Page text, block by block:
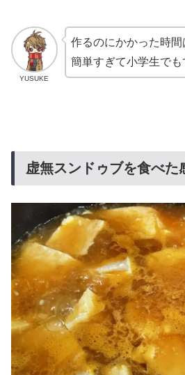
YUSUKE
作るのにかかった時間
簡単すぎて小学生でも
虚無スンドゥブを食べた